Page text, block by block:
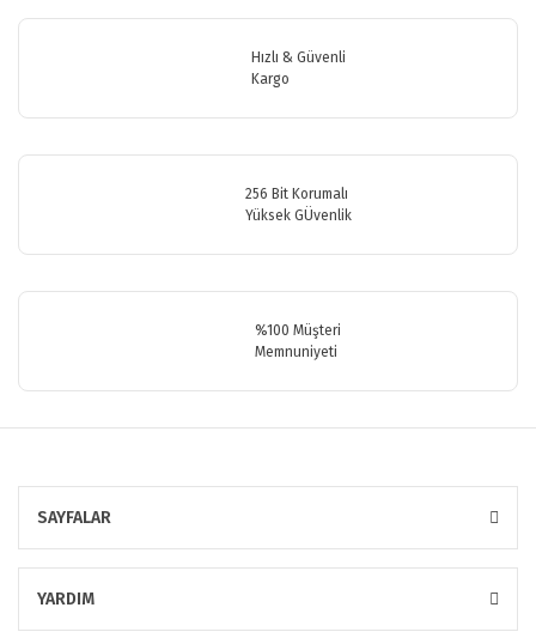
Ürün fiyatı diğer sitelerden daha pahalı.
Hızlı & Güvenli
Kargo
256 Bit Korumalı
Yüksek GÜvenlik
%100 Müşteri
Memnuniyeti
SAYFALAR
YARDIM